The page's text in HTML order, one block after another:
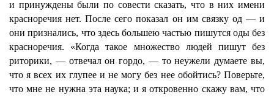
и принуждены были по совести сказать, что в них имени
красноречия нет. После сего показал он им связку од — и
они признались, что здесь большею частью пишутся оды без
красноречия. «Когда такое множество людей пишут без
риторики, — отвечал он гордо, — то неужели думаете вы,
что я всех их глупее и не могу без нее обойтись? Поверьте,
что мне не нужна эта наука; и я откровенно скажу вам, что